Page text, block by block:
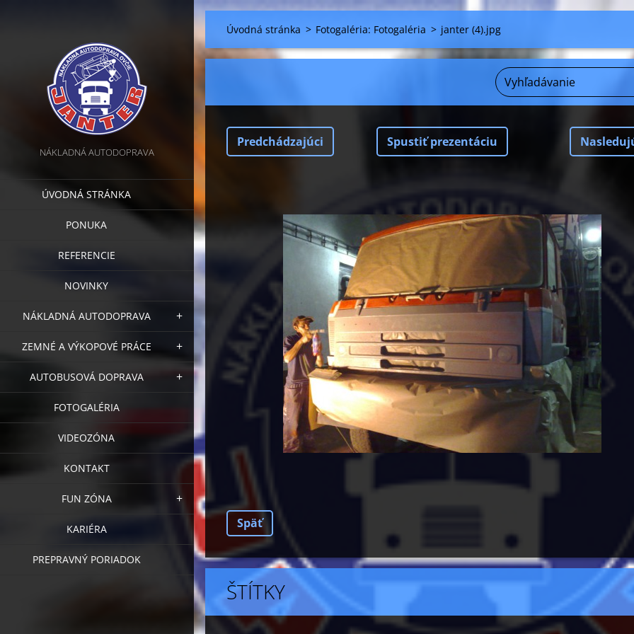
NÁKLADNÁ AUTODOPRAVA
ÚVODNÁ STRÁNKA
PONUKA
REFERENCIE
NOVINKY
NÁKLADNÁ AUTODOPRAVA
ZEMNÉ A VÝKOPOVÉ PRÁCE
AUTOBUSOVÁ DOPRAVA
FOTOGALÉRIA
VIDEOZÓNA
KONTAKT
FUN ZÓNA
KARIÉRA
PREPRAVNÝ PORIADOK
Úvodná stránka > Fotogaléria: Fotogaléria > janter (4).jpg
Predchádzajúci Spustiť prezentáciu
Späť
ŠTÍTKY